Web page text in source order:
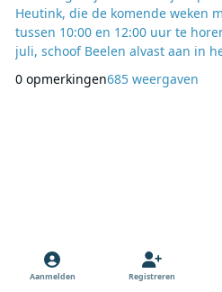
Heutink, die de komende weken
tussen 10:00 en 12:00 uur te horen. Vanochtend, vrijdag
juli, schoof Beelen alvast aan in
werd vooruitgelopen op zijn
0 opmerkingen685 weergaven
Aanmelden Registreren